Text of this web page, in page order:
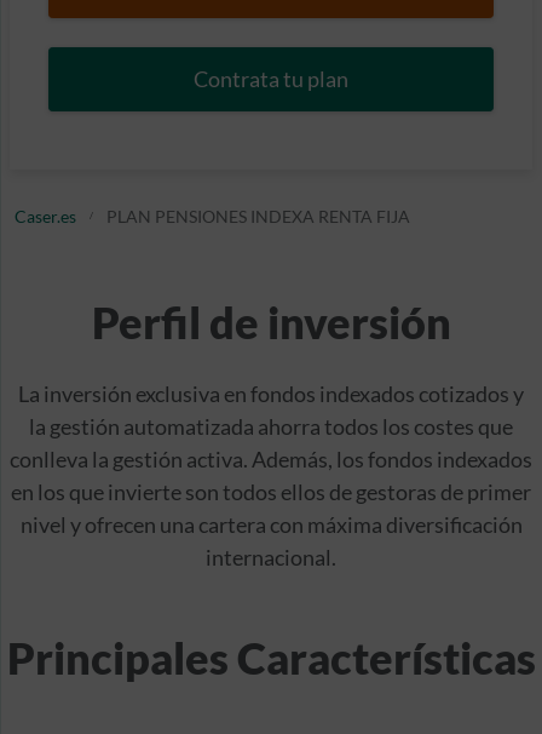
Contrata tu plan
Caser.es PLAN PENSIONES INDEXA RENTA FIJA
Perfil de inversión
La inversión exclusiva en fondos indexados cotizados y
la gestión automatizada ahorra todos los costes que
conlleva la gestión activa. Además, los fondos indexados
en los que invierte son todos ellos de gestoras de primer
nivel y ofrecen una cartera con máxima diversificación
internacional.
Principales Características